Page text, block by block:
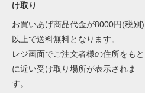
け取り
お買いあげ商品代金が8000円(税別)
以上で送料無料となります。
レジ画面でご注文者様の住所をもと
に近い受け取り場所が表示されま
す。